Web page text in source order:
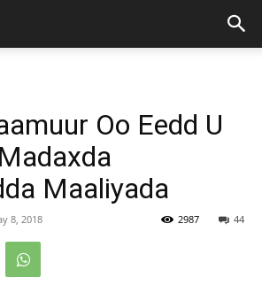
Oo Eedd U
Maaliyada
8, 2018 44
2987